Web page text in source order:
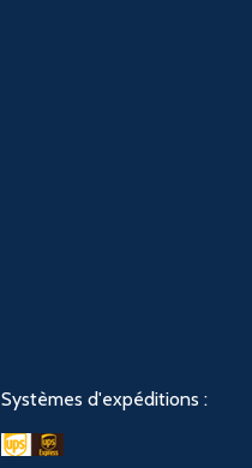
Systèmes d'expéditions :